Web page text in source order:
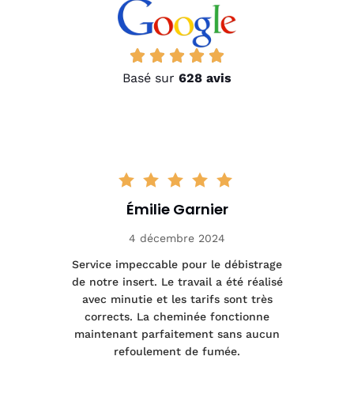
Basé sur 628 avis
Émilie Garnier
4 décembre 2024
Service impeccable pour le débistrage
de notre insert. Le travail a été réalisé
avec minutie et les tarifs sont très
corrects. La cheminée fonctionne
maintenant parfaitement sans aucun
refoulement de fumée.